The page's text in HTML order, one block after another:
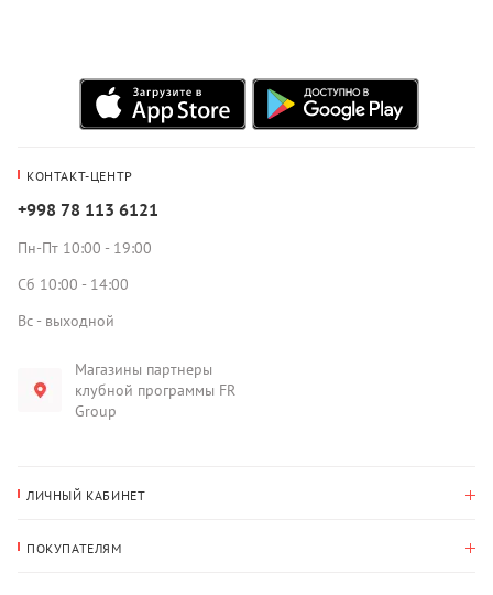
КОНТАКТ-ЦЕНТР
+998 78 113 6121
Пн-Пт 10:00 - 19:00
Сб 10:00 - 14:00
Вс - выходной
Магазины партнеры
клубной программы FR
Group
ЛИЧНЫЙ КАБИНЕТ
ПОКУПАТЕЛЯМ